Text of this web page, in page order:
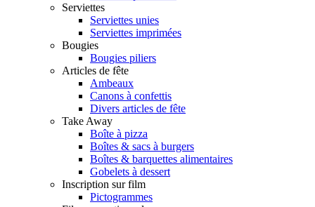
Serviettes
Serviettes unies
Serviettes imprimées
Bougies
Bougies piliers
Articles de fête
Ambeaux
Canons à confettis
Divers articles de fête
Take Away
Boîte à pizza
Boîtes & sacs à burgers
Boîtes & barquettes alimentaires
Gobelets à dessert
Inscription sur film
Pictogrammes